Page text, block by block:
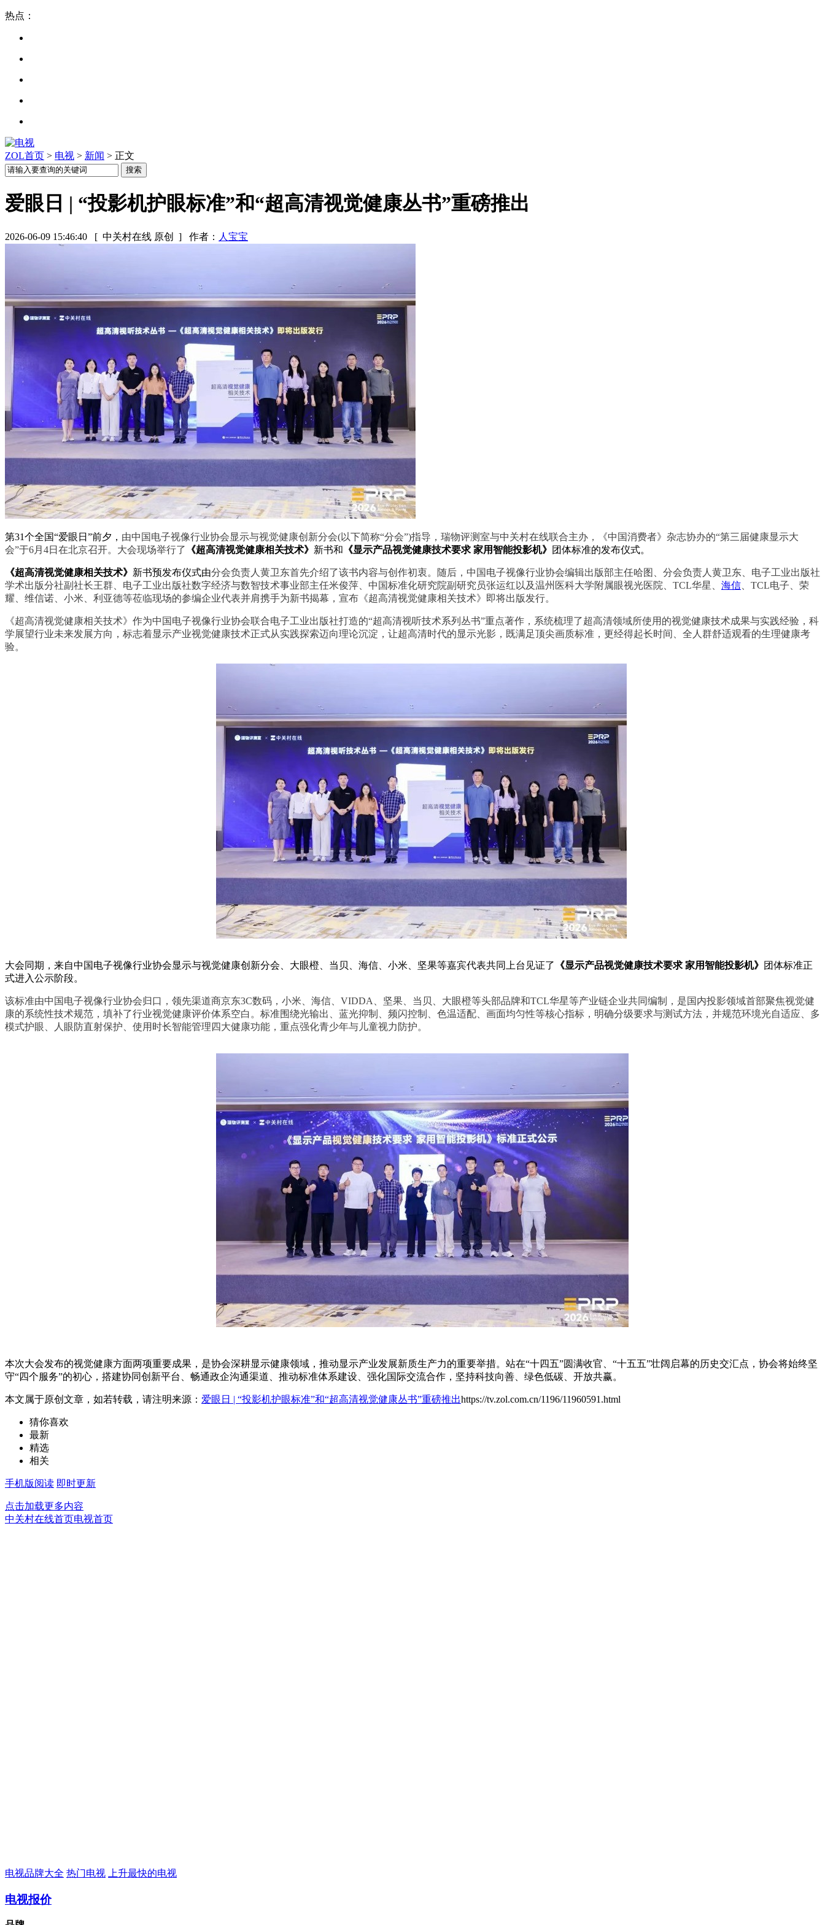
热点：
ZOL首页 > 电视 > 新闻 > 正文
爱眼日 | “投影机护眼标准”和“超高清视觉健康丛书”重磅推出
2026-06-09 15:46:40 [ 中关村在线 原创 ] 作者： 人宝宝
第31个全国“爱眼日”前夕， 由中国电子视像行业协会显示与视觉健康创新分会(以下简称“分会”)指导，瑞物评测室与中关村在线联合主办，《中国消费者》杂志协办的“第三届健康显示大
会”于6月4日在北京召开。大会现场举行了
《超高清视觉健康相关技术》 新书和 《显示产品视觉健康技术要求 家用智能投影机》 团体标准的发布仪式。
《超高清视觉健康相关技术》 新书预发布仪式由分会负责人黄卫东首先介绍了该书内容与创作初衷。随后， 中国电子视像行业协会编辑出版部主任哈图、 分会负责人黄卫东、电子工业出版社
学术出版分社副社长王群 电子工业出版社数字经济与数智技术事业部主任米俊萍、 中国标准化研究院副研究员张运红以及温州医科大学附属眼视光医院、 TCL华星、 海信 、TCL电子、荣
耀、维信诺、小米、利亚德等莅临现场的参编企业代表并肩携手为新书揭幕，宣布《超高清视觉健康相关技术》即将出版发行。
《超高清视觉健康相关技术》作为中国电子视像行业协会联合电子工业出版社打造的“超高清视听技术系列丛书”重点著作，系统梳理了超高清领域所使用的视觉健康技术成果与实践经验，科
学展望行业未来发展方向， 标志着显示产业视觉健康技术正式从实践探索迈向理论沉淀，让超高清时代的显示光影，既满足顶尖画质标准，更经得起长时间、全人群舒适观看的生理健康考
验。
大会同期，来自中国电子视像行业协会显示与视觉健康创新分会、大眼橙、当贝、海信、小米、坚果等嘉宾代表共同上台见证了 《显示产品视觉健康技术要求 家用智能投影机》 团体标准正
式进入公示阶段。
该标准由中国电子视像行业协会归口，领先渠道商京东3C数码，小米、海信、VIDDA、坚果、当贝、大眼橙等头部品牌和TCL华星等产业链企业共同编制，是国内投影领域首部聚焦视觉健
康的系统性技术规范，填补了行业视觉健康评价体系空白。标准围绕光输出、蓝光抑制、频闪控制、色温适配、画面均匀性等核心指标，明确分级要求与测试方法，并规范环境光自适应、多
模式护眼、人眼防直射保护、使用时长智能管理四大健康功能，重点强化青少年与儿童视力防护。
本次大会发布的视觉健康方面两项重要成果，是协会深耕显示健康领域，推动显示产业发展新质生产力的重要举措。站在“十四五”圆满收官、“十五五”壮阔启幕的历史交汇点，协会将始终坚
守“四个服务”的初心，搭建协同创新平台、畅通政企沟通渠道、推动标准体系建设、强化国际交流合作，坚持科技向善、绿色低碳、开放共赢。
本文属于原创文章，如若转载，请注明来源： 爱眼日 | “投影机护眼标准”和“超高清视觉健康丛书”重磅推出https://tv.zol.com.cn/1196/11960591.html
猜你喜欢
最新
精选
相关
手机版阅读 即时更新
点击加载更多内容
中关村在线首页电视首页
电视品牌大全 热门电视 上升最快的电视
电视报价